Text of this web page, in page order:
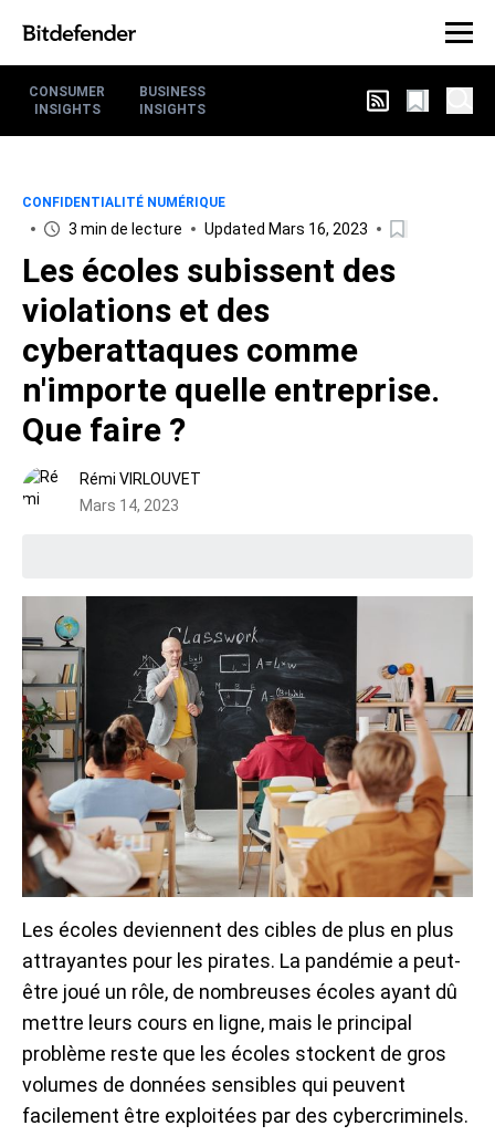
CONSUMER
INSIGHTS
BUSINESS
INSIGHTS
CONFIDENTIALITÉ NUMÉRIQUE
3 min de lecture Updated Mars 16, 2023
Les écoles subissent des
violations et des
cyberattaques comme
n'importe quelle entreprise.
Que faire ?
Rémi VIRLOUVET
Mars 14, 2023
Les écoles deviennent des cibles de plus en plus
attrayantes pour les pirates. La pandémie a peut-
être joué un rôle, de nombreuses écoles ayant dû
mettre leurs cours en ligne, mais le principal
problème reste que les écoles stockent de gros
volumes de données sensibles qui peuvent
facilement être exploitées par des cybercriminels.